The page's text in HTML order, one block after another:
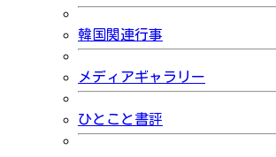
韓国関連行事
メディアギャラリー
ひとこと書評